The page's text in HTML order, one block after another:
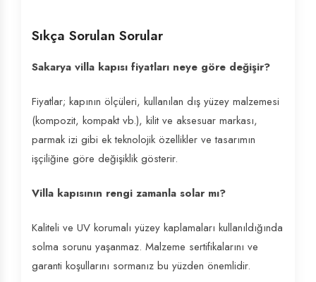
Sıkça Sorulan Sorular
Sakarya villa kapısı fiyatları neye göre değişir?
Fiyatlar; kapının ölçüleri, kullanılan dış yüzey malzemesi
(kompozit, kompakt vb.), kilit ve aksesuar markası,
parmak izi gibi ek teknolojik özellikler ve tasarımın
işçiliğine göre değişiklik gösterir.
Villa kapısının rengi zamanla solar mı?
Kaliteli ve UV korumalı yüzey kaplamaları kullanıldığında
solma sorunu yaşanmaz. Malzeme sertifikalarını ve
garanti koşullarını sormanız bu yüzden önemlidir.